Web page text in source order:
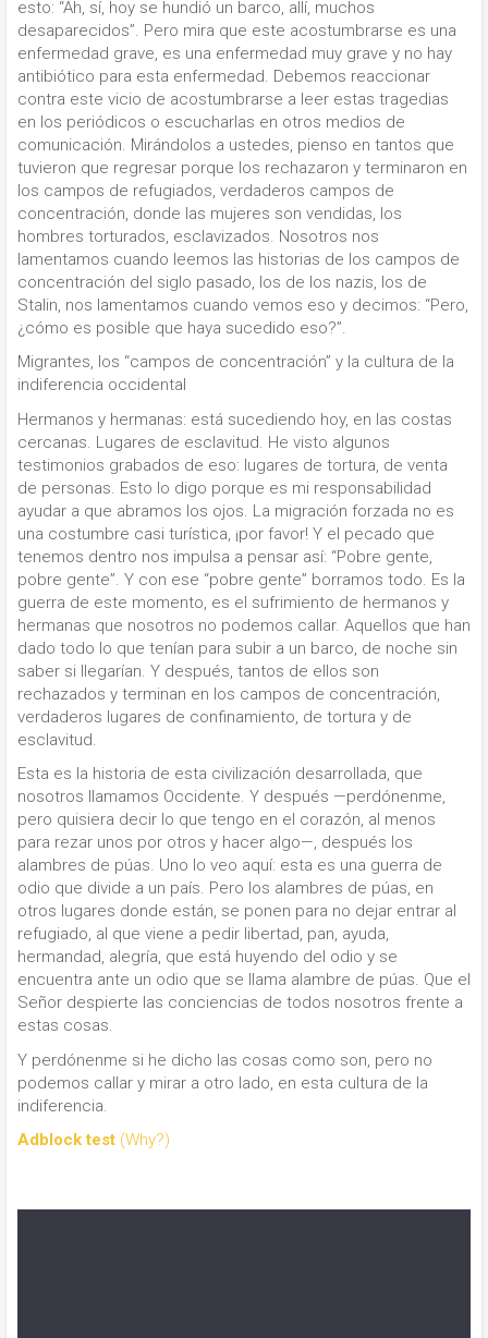
esto: “Ah, sí, hoy se hundió un barco, allí, muchos
desaparecidos”. Pero mira que este acostumbrarse es una
enfermedad grave, es una enfermedad muy grave y no hay
antibiótico para esta enfermedad. Debemos reaccionar
contra este vicio de acostumbrarse a leer estas tragedias
en los periódicos o escucharlas en otros medios de
comunicación. Mirándolos a ustedes, pienso en tantos que
tuvieron que regresar porque los rechazaron y terminaron en
los campos de refugiados, verdaderos campos de
concentración, donde las mujeres son vendidas, los
hombres torturados, esclavizados. Nosotros nos
lamentamos cuando leemos las historias de los campos de
concentración del siglo pasado, los de los nazis, los de
Stalin, nos lamentamos cuando vemos eso y decimos: “Pero,
¿cómo es posible que haya sucedido eso?”.
Migrantes, los “campos de concentración” y la cultura de la
indiferencia occidental
Hermanos y hermanas: está sucediendo hoy, en las costas
cercanas. Lugares de esclavitud. He visto algunos
testimonios grabados de eso: lugares de tortura, de venta
de personas. Esto lo digo porque es mi responsabilidad
ayudar a que abramos los ojos. La migración forzada no es
una costumbre casi turística, ¡por favor! Y el pecado que
tenemos dentro nos impulsa a pensar así: “Pobre gente,
pobre gente”. Y con ese “pobre gente” borramos todo. Es la
guerra de este momento, es el sufrimiento de hermanos y
hermanas que nosotros no podemos callar. Aquellos que han
dado todo lo que tenían para subir a un barco, de noche sin
saber si llegarían. Y después, tantos de ellos son
rechazados y terminan en los campos de concentración,
verdaderos lugares de confinamiento, de tortura y de
esclavitud.
Esta es la historia de esta civilización desarrollada, que
nosotros llamamos Occidente. Y después —perdónenme,
pero quisiera decir lo que tengo en el corazón, al menos
para rezar unos por otros y hacer algo—, después los
alambres de púas. Uno lo veo aquí: esta es una guerra de
odio que divide a un país. Pero los alambres de púas, en
otros lugares donde están, se ponen para no dejar entrar al
refugiado, al que viene a pedir libertad, pan, ayuda,
hermandad, alegría, que está huyendo del odio y se
encuentra ante un odio que se llama alambre de púas. Que el
Señor despierte las conciencias de todos nosotros frente a
estas cosas.
Y perdónenme si he dicho las cosas como son, pero no
podemos callar y mirar a otro lado, en esta cultura de la
indiferencia.
Adblock test (Why?)